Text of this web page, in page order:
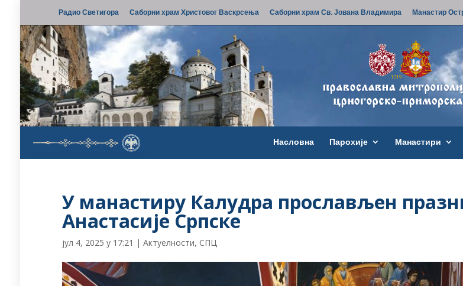
Радио Светигора Саборни храм Христовог Васкрсења Саборни храм Св. Јована Владимира Манастир
Насловна Парохије Манастири
У манастиру Калудра прослављен
Анастасије Српске
јул 4, 2025 у 17:21 |Актуелности, СПЦ